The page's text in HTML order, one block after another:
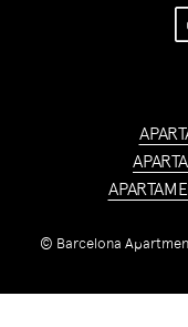
© Barcelona